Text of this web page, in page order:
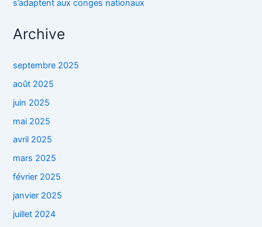
s’adaptent aux conges nationaux
Archive
septembre 2025
août 2025
juin 2025
mai 2025
avril 2025
mars 2025
février 2025
janvier 2025
juillet 2024